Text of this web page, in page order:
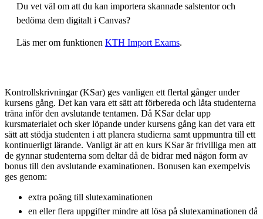
Du vet väl om att du kan importera skannade salstentor och
bedöma dem digitalt i Canvas?
Läs mer om funktionen KTH Import Exams.
Kontrollskrivningar (KSar) ges vanligen ett flertal gånger under
kursens gång. Det kan vara ett sätt att förbereda och låta studenterna
träna inför den avslutande tentamen. Då KSar delar upp
kursmaterialet och sker löpande under kursens gång kan det vara ett
sätt att stödja studenten i att planera studierna samt uppmuntra till ett
kontinuerligt lärande. Vanligt är att en kurs KSar är frivilliga men att
de gynnar studenterna som deltar då de bidrar med någon form av
bonus till den avslutande examinationen. Bonusen kan exempelvis
ges genom:
extra poäng till slutexaminationen
en eller flera uppgifter mindre att lösa på slutexaminationen då